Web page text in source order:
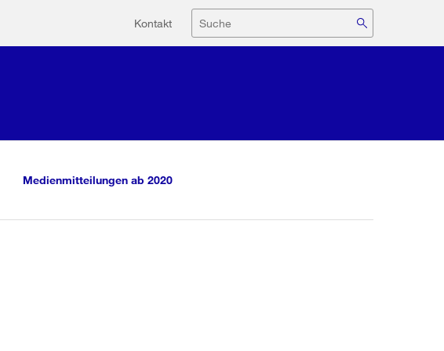
Hilfsnavigation
Kontakt Suche
Medienmitteilungen ab 2020